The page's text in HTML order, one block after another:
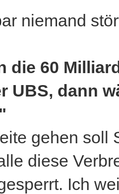
niemand
die 60
UBS, dann
gehen soll
diese
Ich